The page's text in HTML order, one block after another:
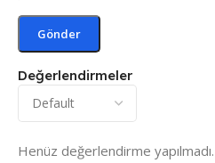
Değerlendirmeler
Henüz değerlendirme yapılmadı.